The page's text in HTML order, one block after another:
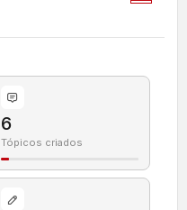
6
Tópicos criados